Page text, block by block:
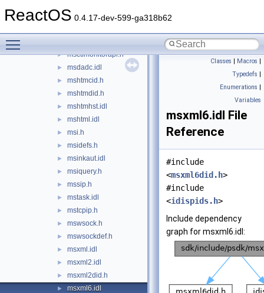
ReactOS 0.4.17-dev-599-ga318b62
► mscat.h
► msctfmonitorapi.h
► msdadc.idl
► mshtmcid.h
► mshtmdid.h
► mshtmhst.idl
► mshtml.idl
► msi.h
► msidefs.h
► msinkaut.idl
► msiquery.h
► mssip.h
► mstask.idl
► mstcpip.h
► mswsock.h
► mswsockdef.h
► msxml.idl
► msxml2.idl
► msxml2did.h
►
msxml6.idl
Classes | Macros |
Typedefs |
Enumerations |
Variables
msxml6.idl File
Reference
#include
<msxml6did.h>
#include
<idispids.h>
Include dependency
graph for msxml6.idl: